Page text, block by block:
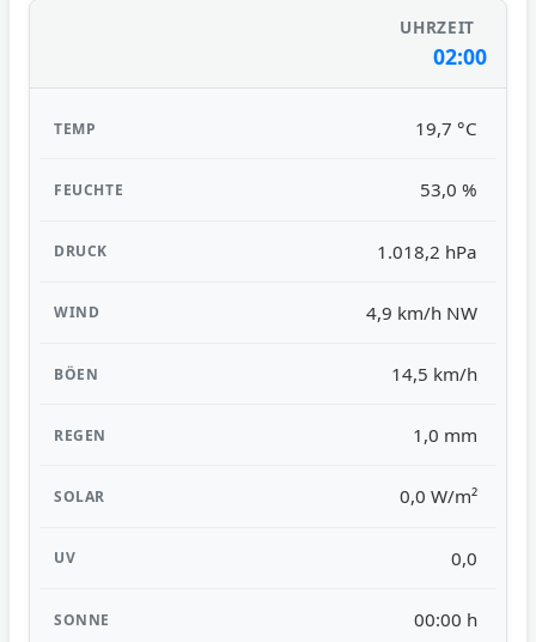
02:00
19,7 °C
53,0 %
1.018,2 hPa
4,9 km/h NW
14,5 km/h
1,0 mm
0,0 W/m²
0,0
00:00 h